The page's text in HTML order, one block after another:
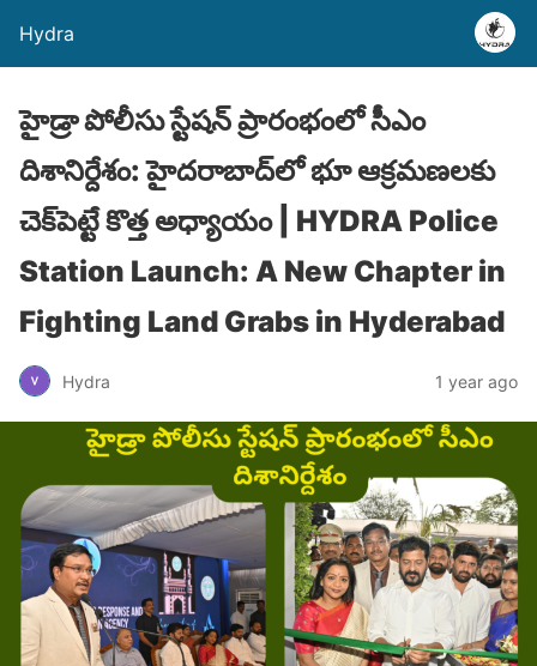
Hydra
హైడ్రా పోలీసు స్టేషన్ ప్రారంభంలో సీఎం
దిశానిర్దేశం: హైదరాబాద్‌లో భూ ఆక్రమణలకు
చెక్‌పెట్టే కొత్త అధ్యాయం | HYDRA Police
Station Launch: A New Chapter in
Fighting Land Grabs in Hyderabad
Hydra 1 year ago